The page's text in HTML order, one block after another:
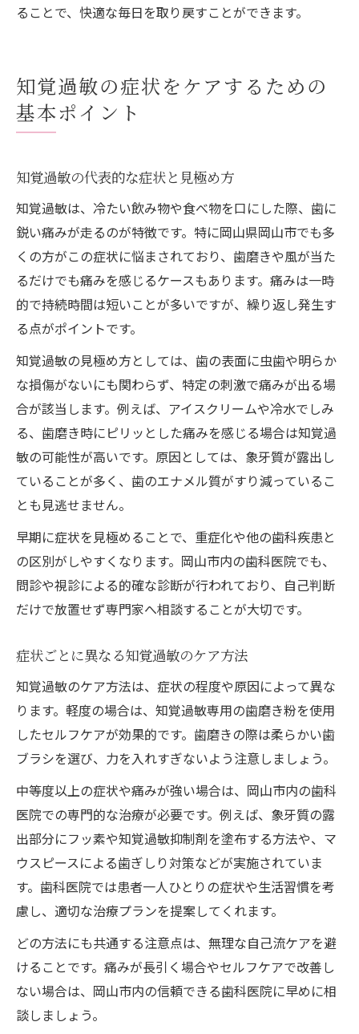
ることで、快適な毎日を取り戻すことができます。
知覚過敏の症状をケアするための
基本ポイント
知覚過敏の代表的な症状と見極め方
知覚過敏は、冷たい飲み物や食べ物を口にした際、歯に
鋭い痛みが走るのが特徴です。特に岡山県岡山市でも多
くの方がこの症状に悩まされており、歯磨きや風が当た
るだけでも痛みを感じるケースもあります。痛みは一時
的で持続時間は短いことが多いですが、繰り返し発生す
る点がポイントです。
知覚過敏の見極め方としては、歯の表面に虫歯や明らか
な損傷がないにも関わらず、特定の刺激で痛みが出る場
合が該当します。例えば、アイスクリームや冷水でしみ
る、歯磨き時にピリッとした痛みを感じる場合は知覚過
敏の可能性が高いです。原因としては、象牙質が露出し
ていることが多く、歯のエナメル質がすり減っているこ
とも見逃せません。
早期に症状を見極めることで、重症化や他の歯科疾患と
の区別がしやすくなります。岡山市内の歯科医院でも、
問診や視診による的確な診断が行われており、自己判断
だけで放置せず専門家へ相談することが大切です。
症状ごとに異なる知覚過敏のケア方法
知覚過敏のケア方法は、症状の程度や原因によって異な
ります。軽度の場合は、知覚過敏専用の歯磨き粉を使用
したセルフケアが効果的です。歯磨きの際は柔らかい歯
ブラシを選び、力を入れすぎないよう注意しましょう。
中等度以上の症状や痛みが強い場合は、岡山市内の歯科
医院での専門的な治療が必要です。例えば、象牙質の露
出部分にフッ素や知覚過敏抑制剤を塗布する方法や、マ
ウスピースによる歯ぎしり対策などが実施されていま
す。歯科医院では患者一人ひとりの症状や生活習慣を考
慮し、適切な治療プランを提案してくれます。
どの方法にも共通する注意点は、無理な自己流ケアを避
けることです。痛みが長引く場合やセルフケアで改善し
ない場合は、岡山市内の信頼できる歯科医院に早めに相
談しましょう。